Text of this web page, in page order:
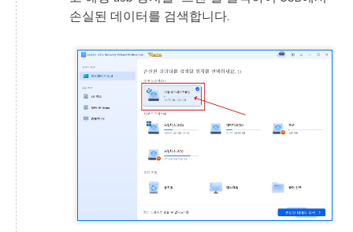
손실된 데이터를 검색합니다.